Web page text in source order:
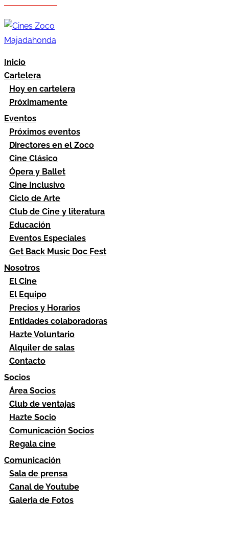
Inicio
Cartelera
Hoy en cartelera
Próximamente
Eventos
Próximos eventos
Directores en el Zoco
Cine Clásico
Ópera y Ballet
Cine Inclusivo
Ciclo de Arte
Club de Cine y literatura
Educación
Eventos Especiales
Get Back Music Doc Fest
Nosotros
El Cine
El Equipo
Precios y Horarios
Entidades colaboradoras
Hazte Voluntario
Alquiler de salas
Contacto
Socios
Área Socios
Club de ventajas
Hazte Socio
Comunicación Socios
Regala cine
Comunicación
Sala de prensa
Canal de Youtube
Galeria de Fotos